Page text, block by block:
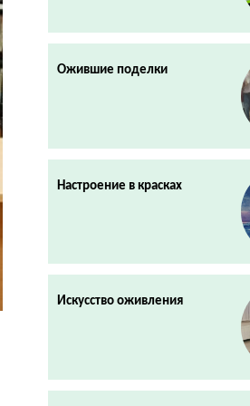
Ожившие поделки
Настроение в красках
Искусство оживления